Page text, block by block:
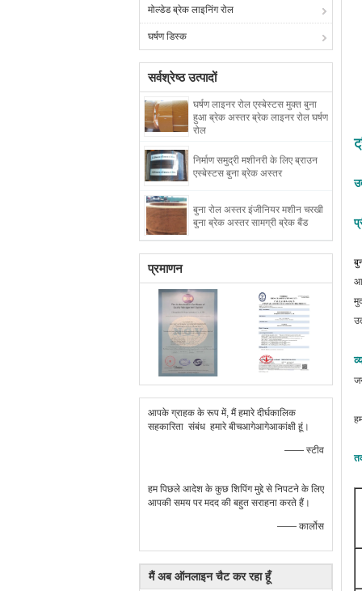
मोल्डेड ब्रेक लाइनिंग रोल
घर्षण डिस्क
सर्वश्रेष्ठ उत्पादों
घर्षण लाइनर रोल एस्बेस्टस मुक्त बुना
हुआ ब्रेक अस्तर ब्रेक लाइनर रोल घर्षण
रोल
निर्माण समुद्री मशीनरी के लिए ब्राउन
एस्बेस्टस बुना ब्रेक अस्तर
बुना रोल अस्तर इंजीनियर मशीन चरखी
बुना ब्रेक अस्तर सामग्री ब्रेक बैंड
प्रमाणन
आपके ग्राहक के रूप में, मैं हमारे दीर्घकालिक
सहकारिता संबंध हमारे बीचआगेआगेआकांक्षी हूं।
—— स्टीव
हम पिछले आदेश के कुछ शिपिंग मुद्दे से निपटने के लिए
आपकी समय पर मदद की बहुत सराहना करते हैं।
—— कार्लोस
मैं अब ऑनलाइन चैट कर रहा हूँ